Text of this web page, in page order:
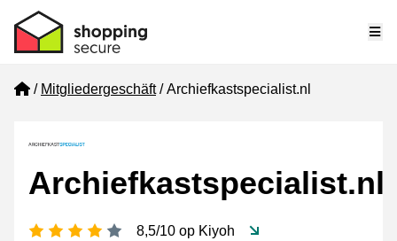
Home
Mitgliedergeschäft Archiefkastspecialist.nl
Archiefkastspecialist.nl
[_General:NumberOfStarsPluralFormat]
8,5/10 op Kiyoh